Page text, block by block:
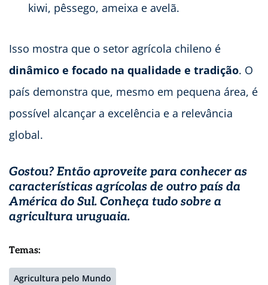
kiwi, pêssego, ameixa e avelã.
Isso mostra que o setor agrícola chileno é
dinâmico e focado na qualidade e tradição. O
país demonstra que, mesmo em pequena área, é
possível alcançar a excelência e a relevância
global.
Gostou? Então aproveite para conhecer as
características agrícolas de outro país da
América do Sul. Conheça tudo sobre a
agricultura uruguaia.
Temas:
Agricultura pelo Mundo